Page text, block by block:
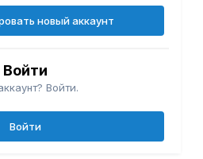
новый аккаунт
Войти
Войти.
Войти